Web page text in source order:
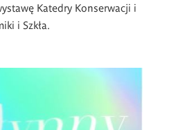
Katedry Konserwacji i
i Szkła.